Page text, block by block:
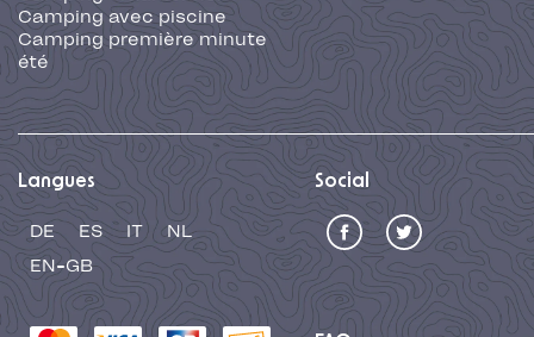
Camping avec piscine
Camping première minute
été
Langues
DE ES IT
NL
EN-GB
Social